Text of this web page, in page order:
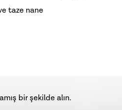
taze nane
bir şekilde alın.